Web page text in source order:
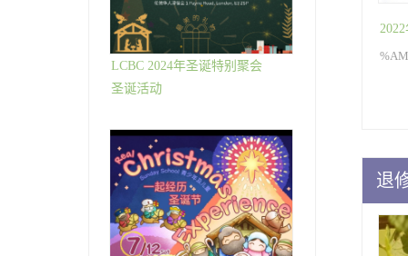
LCBC 2024年圣诞特别聚会
圣诞活动
退